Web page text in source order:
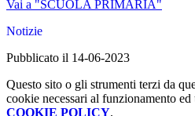
Vai a "SCUOLA PRIMARIA"
Notizie
Pubblicato il 14-06-2023
Questo sito o gli strumenti terzi da
cookie necessari al funzionamento
COOKIE POLICY.